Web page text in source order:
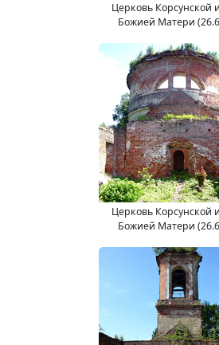
Церковь Корсунской
Божией Матери
Церковь Корсунской
Божией Матери